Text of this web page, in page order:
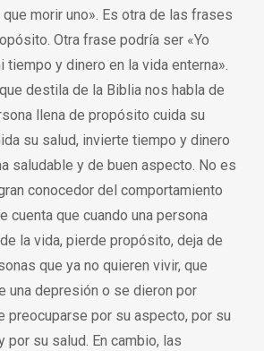
morir uno». Es otra de las frases
Otra frase podría ser «Yo
tiempo y dinero en la vida enterna».
destila de la Biblia nos habla de
llena de propósito cuida su
su salud, invierte tiempo y dinero
saludable y de buen aspecto. No es
conocedor del comportamiento
cuenta que cuando una persona
la vida, pierde propósito, deja de
que ya no quieren vivir, que
una depresión o se dieron por
preocuparse por su aspecto, por su
por su salud. En cambio, las